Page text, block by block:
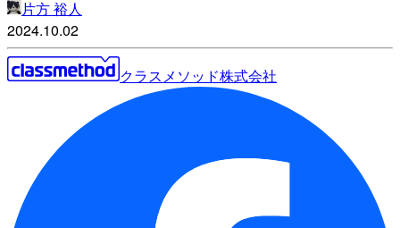
片方 裕人
2024.10.02
クラスメソッド株式会社